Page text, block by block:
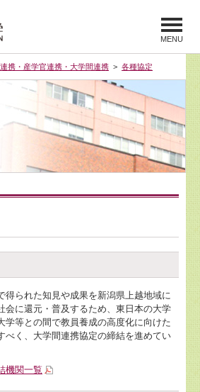
MENU
携・産学官連携・大学間連携 > 各種協定
られた知見や成果を新潟県上越地域に
会に還元・普及するため、東日本の大学
学等との間で教員養成の高度化に向けた
べく、大学間連携協定の締結を進めてい
機関一覧